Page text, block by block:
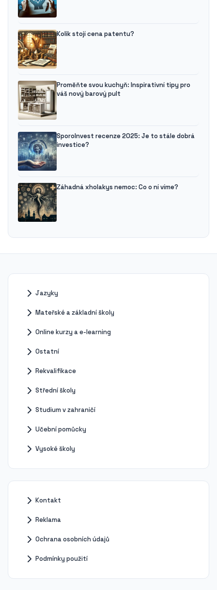
Kolik stojí cena patentu?
Proměňte svou kuchyň: Inspirativní tipy pro
váš nový barový pult
SporoInvest recenze 2025: Je to stále dobrá
investice?
Záhadná xholakys nemoc: Co o ní víme?
Jazyky
Mateřské a základní školy
Online kurzy a e-learning
Ostatní
Rekvalifikace
Střední školy
Studium v zahraničí
Učební pomůcky
Vysoké školy
Kontakt
Reklama
Ochrana osobních údajů
Podmínky použití